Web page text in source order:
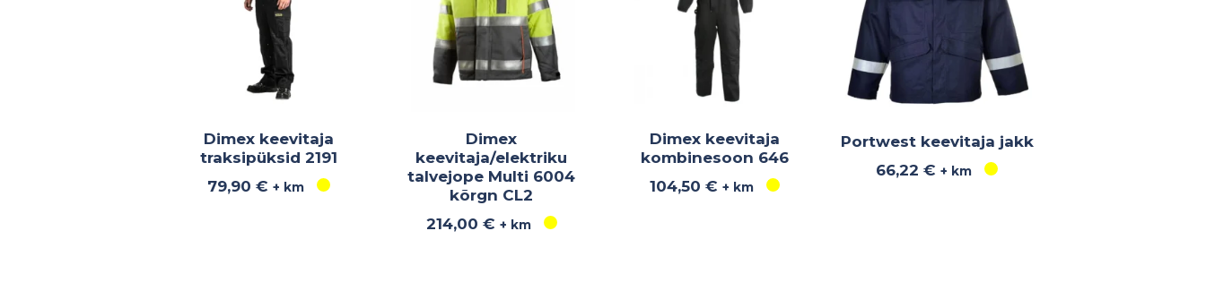
Dimex keevitaja
traksipüksid 2191
79,90€ + km
Dimex
keevitaja/elektriku
talvejope Multi 6004
kõrgn CL2
214,00 € + km
Dimex keevitaja
kombinesoon 646
104,50 € + km
Portwest keevitaja jakk
66,22€ + km